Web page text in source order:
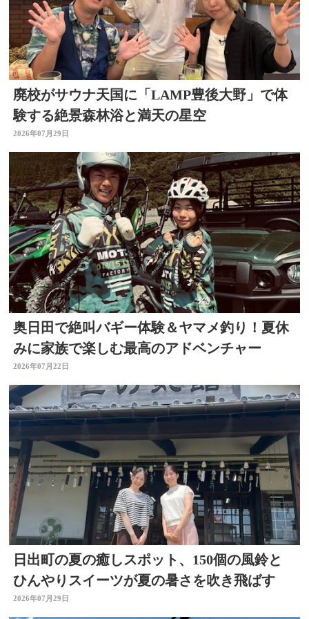
廃校がサウナ天国に「LAMP豊後大野」で体
験する絶景森林浴と満天の星空
2026年07月29日
奥日田で絶叫バギー体験＆ヤマメ釣り！夏休
みに家族で楽しむ最高のアドベンチャー
2026年07月22日
日出町の夏の癒しスポット、150個の風鈴と
ひんやりスイーツが夏の暑さを吹き飛ばす
2026年07月29日